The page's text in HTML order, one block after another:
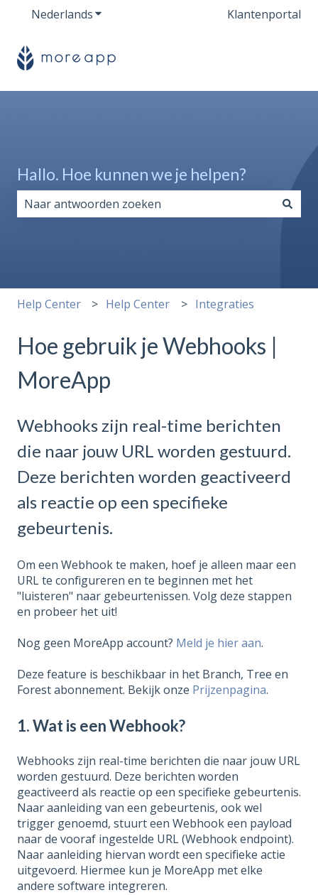
NederlandsSubmenu tonen voor vertalingen
Klantenportal
Hallo. Hoe kunnen we je helpen?
Help Center Help Center Integraties
Hoe gebruik je Webhooks |
MoreApp
Webhooks zijn real-time berichten
die naar jouw URL worden gestuurd.
Deze berichten worden geactiveerd
als reactie op een specifieke
gebeurtenis.
Om een Webhook te maken, hoef je alleen maar een
URL te configureren en te beginnen met het
"luisteren" naar gebeurtenissen. Volg deze stappen
en probeer het uit!
Nog geen MoreApp account? Meld je hier aan.
Deze feature is beschikbaar in het Branch, Tree en
Forest abonnement. Bekijk onze Prijzenpagina.
1. Wat is eenWebhook?
Webhooks zijn real-time berichten die naar jouw URL
worden gestuurd. Deze berichten worden
geactiveerd als reactie op een specifieke gebeurtenis.
Naar aanleiding van een gebeurtenis, ook wel
trigger genoemd, stuurt een Webhook een payload
naar de vooraf ingestelde URL (Webhook endpoint).
Naar aanleiding hiervan wordt een specifieke actie
uitgevoerd. Hiermee kun je MoreApp met elke
andere software integreren.